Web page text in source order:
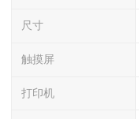
尺寸
触摸屏
打印机